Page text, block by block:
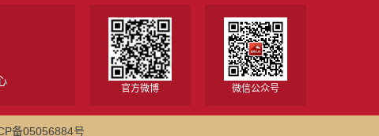
微信公众号
官方微博
备05056884号